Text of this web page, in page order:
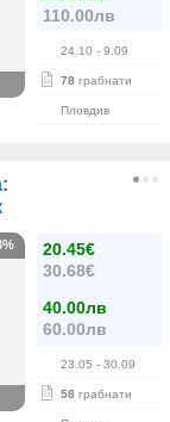
110.00лв
24.10 - 9.09
78 грабнати
Пловдив
20.45€
30.68€
40.00лв
60.00лв
23.05 - 30.09
58 грабнати